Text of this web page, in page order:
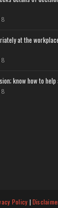
at the
know how to help
Policy |